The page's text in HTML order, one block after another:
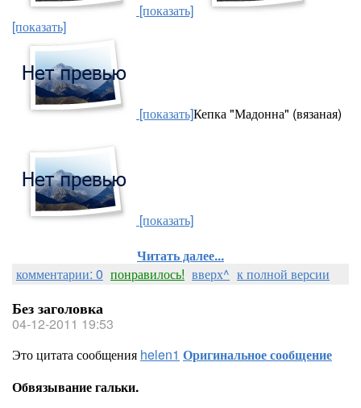
[показать]
[показать]
[показать]Кепка "Мадонна" (вязаная)
[показать]
Читать далее...
комментарии: 0 понравилось! вверх^ к полной версии
Без заголовка
04-12-2011 19:53
Это цитата сообщения helen1 Оригинальное сообщение
Обвязывание гальки.